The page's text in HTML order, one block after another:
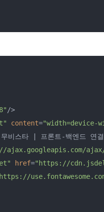
/>
content=
무비스타 | 프론트-백엔드 연
ajax.googleapis.com/
href="https://